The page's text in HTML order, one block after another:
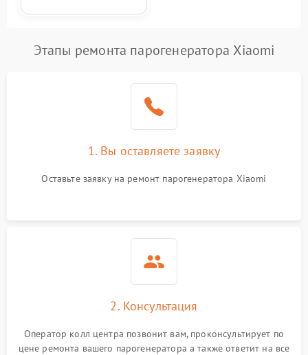
Этапы ремонта парогенератора Xiaomi
1. Вы оставляете заявку
Оставьте заявку на ремонт парогенератора Xiaomi
2. Консультация
Оператор колл центра позвонит вам, проконсультирует по
цене ремонта вашего парогенератора а также ответит на все